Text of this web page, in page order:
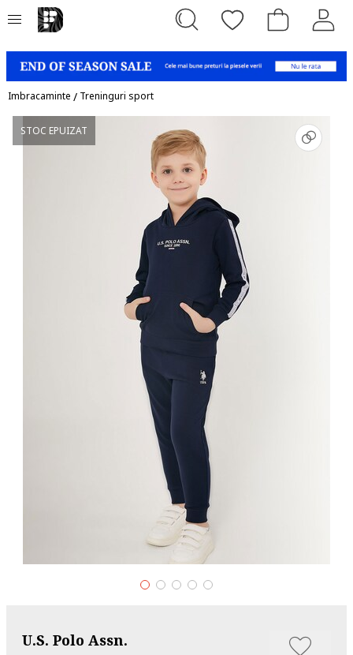
Imbracaminte / Treninguri sport
STOC EPUIZAT
U.S. Polo Assn.